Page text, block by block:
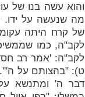
והוא עשה בנו של
מה שנעשה על ידו.
של קרח היתה
לקב"ה, כמו
לקב"ה: 'אמר רב
ט): "בהצותם על
דבר ה' ומתנשא על